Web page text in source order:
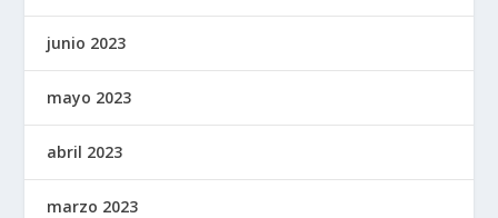
junio 2023
mayo 2023
abril 2023
marzo 2023